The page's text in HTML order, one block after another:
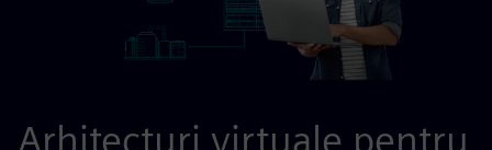
Arhitecturi virtuale pentru